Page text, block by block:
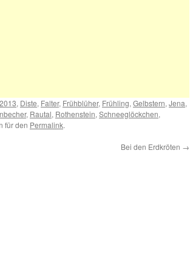
2013, Diste, Falter, Frühblüher, Frühling, Gelbstern, Jena,
, Rautal, Rothenstein, Schneeglöckchen,
für den Permalink.
Bei den Erdkröten →